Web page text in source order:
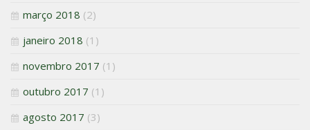
março 2018 (2)
janeiro 2018 (1)
novembro 2017 (1)
outubro 2017 (1)
agosto 2017 (3)